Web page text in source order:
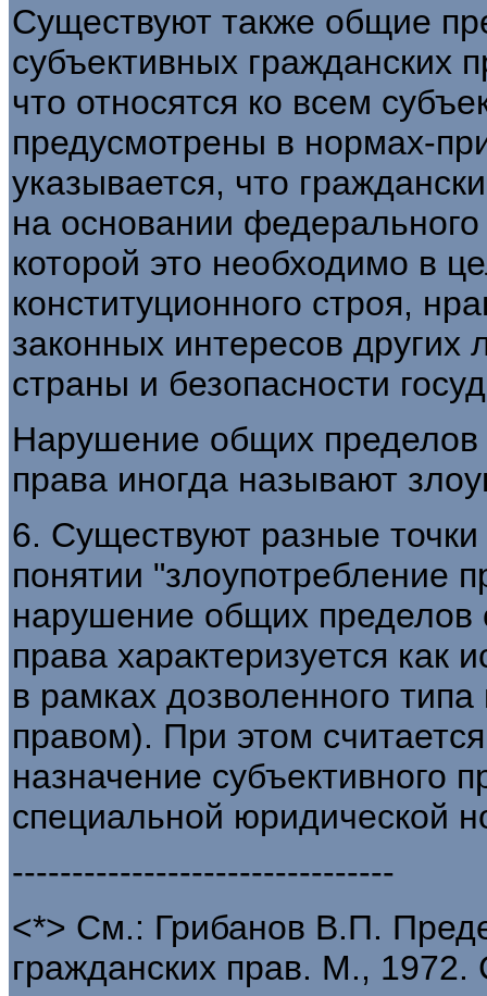
Существуют также общие
субъективных гражданских
что относятся ко всем
предусмотрены в нормах-
указывается, что
на основании
которой это необходимо в
конституционного строя,
законных интересов
страны и безопасности
Нарушение общих пределов
права иногда называют
6. Существуют разные
понятии "злоупотребление
нарушение общих пределов
права характеризуется как
в рамках дозволенного
правом). При этом
назначение субъективного
специальной юридической
--------------------------------
<*> См.: Грибанов В.П.
гражданских прав. М., 1972.